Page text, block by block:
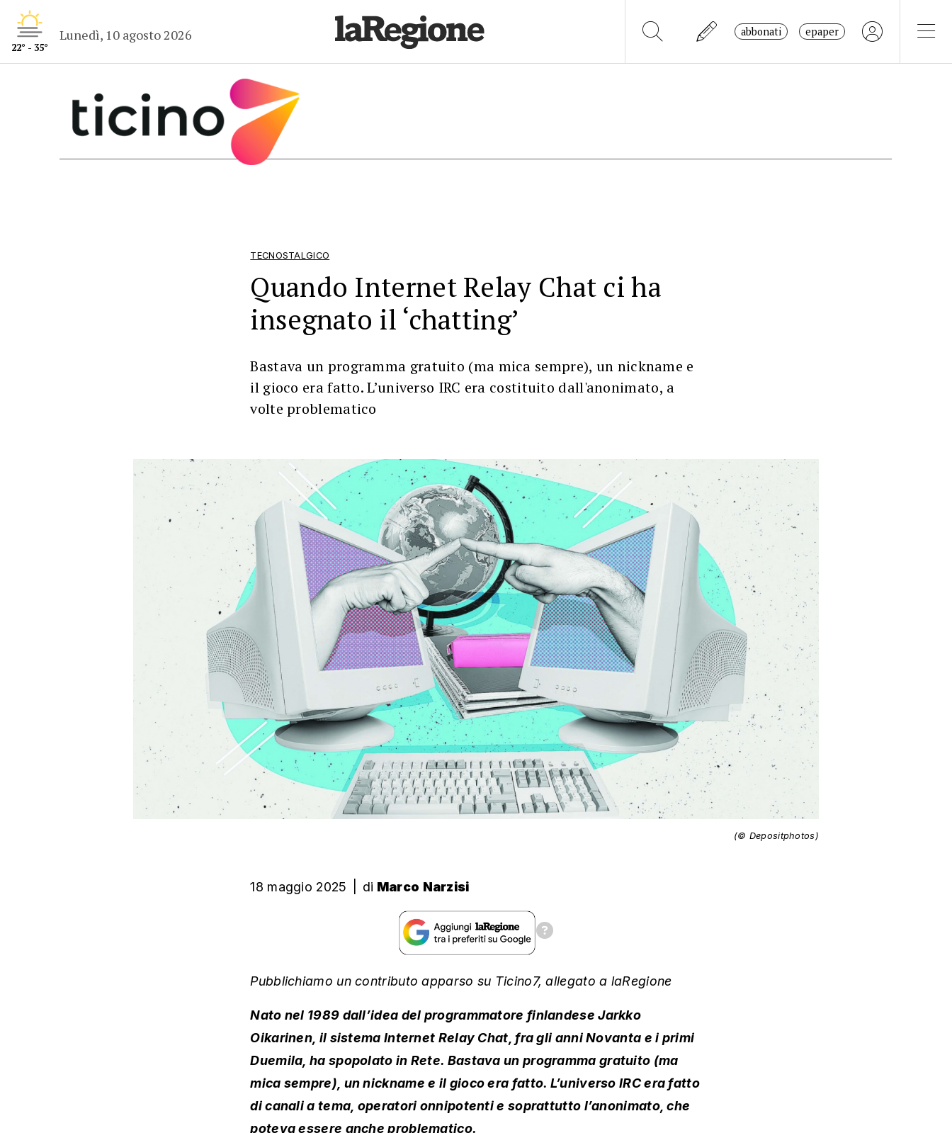
22° - 35°
Lunedì, 10 agosto 2026 abbonati epaper
TECNOSTALGICO
Quando Internet Relay Chat ci ha
insegnato il ‘chatting’
Bastava un programma gratuito (ma mica sempre), un nickname e
il gioco era fatto. L’universo IRC era costituito dall'anonimato, a
volte problematico
(© Depositphotos)
18 maggio 2025 | di Marco Narzisi
Pubblichiamo un contributo apparso su Ticino7, allegato a laRegione
Nato nel 1989 dall’idea del programmatore finlandese Jarkko
Oikarinen, il sistema Internet Relay Chat, fra gli anni Novanta e i primi
Duemila, ha spopolato in Rete. Bastava un programma gratuito (ma
mica sempre), un nickname e il gioco era fatto. L’universo IRC era fatto
di canali a tema, operatori onnipotenti e soprattutto l’anonimato, che
poteva essere anche problematico.